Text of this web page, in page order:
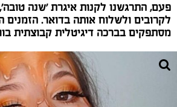
פעם, התרגשנו לקנות איגרת 'שנה
לקרובים ולשלוח אותה בדואר. הזמנים
מסתפקים בברכה דיגיטלית קבוצתית